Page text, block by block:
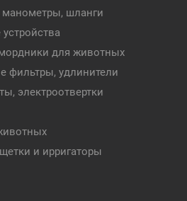
шланги
для животных
фильтры, удлинители
электроотвертки
и ирригаторы